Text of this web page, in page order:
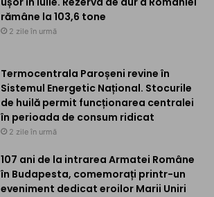
rămâne la 103,6 tone
2 zile în urmă
Termocentrala Paroșeni revine în
Sistemul Energetic Național. Stocurile
de huilă permit funcționarea centralei
în perioada de consum ridicat
2 zile în urmă
107 ani de la intrarea Armatei Române
în Budapesta, comemorați printr-un
eveniment dedicat eroilor Marii Uniri